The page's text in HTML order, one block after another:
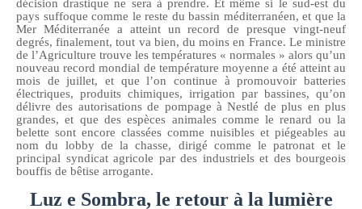
décision drastique ne sera à prendre. Et même si le sud-est du
pays suffoque comme le reste du bassin méditerranéen, et que la
Mer Méditerranée a atteint un record de presque vingt-neuf
degrés, finalement, tout va bien, du moins en France. Le ministre
de l’Agriculture trouve les températures « normales » alors qu’un
nouveau record mondial de température moyenne a été atteint au
mois de juillet, et que l’on continue à promouvoir batteries
électriques, produits chimiques, irrigation par bassines, qu’on
délivre des autorisations de pompage à Nestlé de plus en plus
grandes, et que des espèces animales comme le renard ou la
belette sont encore classées comme nuisibles et piégeables au
nom du lobby de la chasse, dirigé comme le patronat et le
principal syndicat agricole par des industriels et des bourgeois
bouffis de bêtise arrogante.
Luz e Sombra, le retour à la lumière